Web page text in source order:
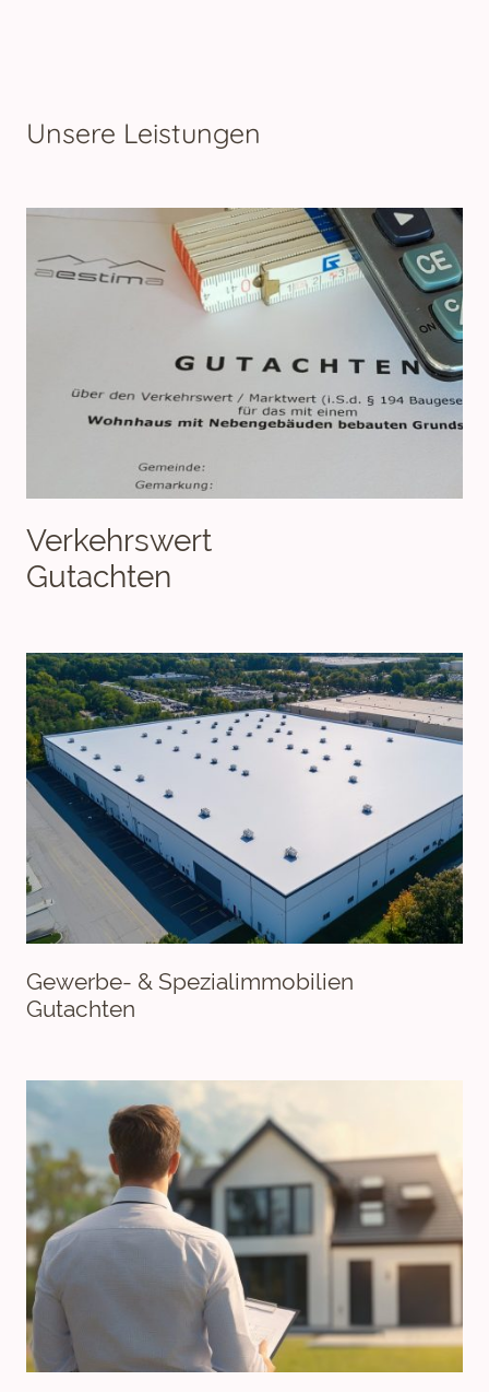
Unsere Leistungen
Verkehrswert
Gutachten
Gewerbe- & Spezialimmobilien
Gutachten